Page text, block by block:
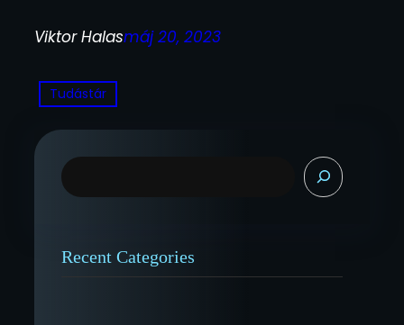
Viktor Halasmáj 20, 2023
Tudástár
K
e
é
Recent Categories